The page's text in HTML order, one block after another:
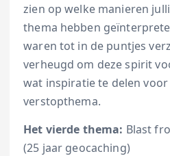
zien op welke manieren
thema hebben
waren tot in de puntjes
verheugd om deze spirit
wat inspiratie te delen
verstopthema.
Het vierde thema: Blast
(25 jaar geocaching)